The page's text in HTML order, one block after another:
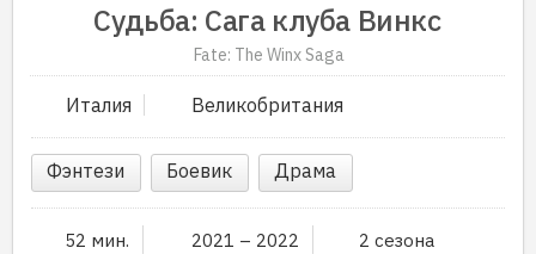
Судьба: Сага клуба Винкс
Fate: The Winx Saga
Италия Великобритания
Фэнтези Боевик Драма
52 мин. 2021 – 2022 2 сезона